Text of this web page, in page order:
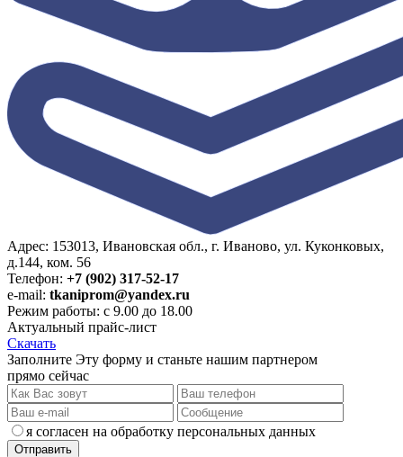
Адрес: 153013, Ивановская обл., г. Иваново, ул. Куконковых,
д.144, ком. 56
Телефон: +7 (902) 317-52-17
e-mail: tkaniprom@yandex.ru
Режим работы: с 9.00 до 18.00
Актуальный прайс-лист
Скачать
Заполните Эту форму и станьте нашим партнером
прямо сейчас
я согласен на обработку персональных данных